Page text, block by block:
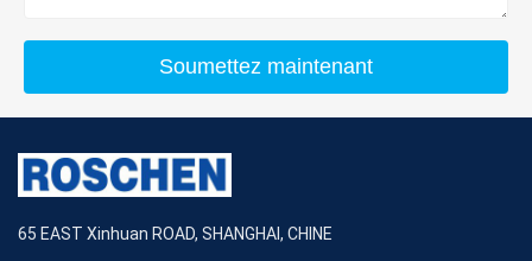
Soumettez maintenant
65 EAST Xinhuan ROAD, SHANGHAI, CHINE